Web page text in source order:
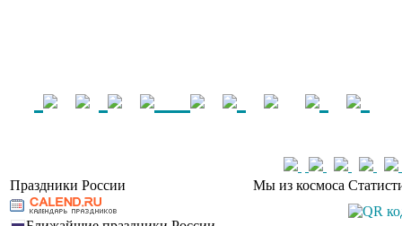
Праздники России Мы из космоса